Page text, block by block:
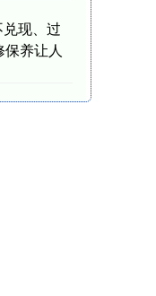
现、过
养让人